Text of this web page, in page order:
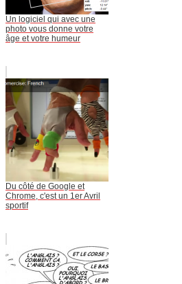
Un logiciel qui avec une
photo vous donne votre
âge et votre humeur
Du côté de Google et
Chrome, c'est un 1er Avril
sportif